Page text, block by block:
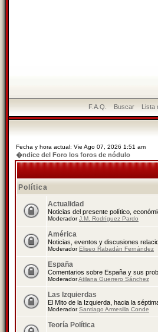
F.A.Q. Buscar Lista
Fecha y hora actual: Vie Ago 07, 2026 1:51 am
�ndice del Foro los foros de nódulo
Política
Actualidad
Noticias del presente político,
ModeradorJ.M. Rodríguez Pardo
América
Noticias, eventos y discusiones
ModeradorEliseo Rabadán Fernández
España
Comentarios sobre España y sus
ModeradorAtilana Guerrero Sánchez
Las Izquierdas
El Mito de la Izquierda, hacia la
ModeradorSantiago Armesilla Conde
Teoría Política